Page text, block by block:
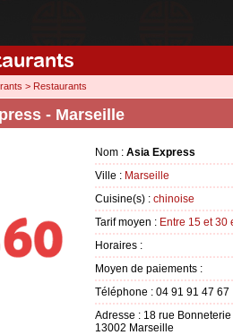
> Restaurants
- Marseille
Nom : Asia Express
Ville : Marseille
Cuisine(s) : chinoise
Tarif moyen : Entre 15 et 30
Horaires :
Moyen de paiements :
Téléphone : 04 91 91 47 67
Adresse : 18 rue Bonneterie
13002 Marseille